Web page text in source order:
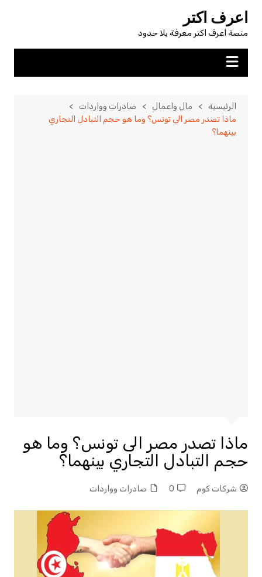
المحتوى
اعرف اكتر
منصة أعرف اكتر معرفة بلا حدود
الرئيسية مال واعمال
صادرات وواردات
ماذا تصدر مصر الى تونس؟ وما هو حجم التبادل التجاري
بينهما؟
ماذا تصدر مصر الى تونس؟ وما هو
حجم التبادل التجاري بينهما؟
شركات كوم 0 صادرات وواردات